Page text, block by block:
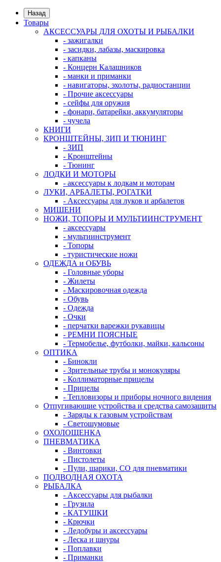
Назад
Товары
АКСЕССУАРЫ ДЛЯ ОХОТЫ И РЫБАЛКИ
- зажигалки
- засидки, лабазы, маскировка
- капканы
- Концерн Калашников
- манки и приманки
- навигаторы, эхолоты, радиостанции
- Прочие аксессуары
- сейфы для оружия
- фонари, батарейки, аккумуляторы
- чучела
КНИГИ
КРОНШТЕЙНЫ, ЗИП И ТЮНИНГ
- ЗИП
- Кронштейны
- Тюнинг
ЛОДКИ И МОТОРЫ
- аксессуары к лодкам и моторам
ЛУКИ, АРБАЛЕТЫ, РОГАТКИ
- Аксессуары для луков и арбалетов
МИШЕНИ
НОЖИ, ТОПОРЫ И МУЛЬТИИНСТРУМЕНТ
- аксессуары
- мультиинструмент
- Топоры
- туристические ножи
ОДЕЖДА и ОБУВЬ
- Головные уборы
- Жилеты
- Маскировочная одежда
- Обувь
- Одежда
- Очки
- перчатки варежки рукавицы
- РЕМНИ ПОЯСНЫЕ
- Термобелье, футболки, майки, кальсоны
ОПТИКА
- Бинокли
- Зрительные трубы и монокуляры
- Коллиматорные прицелы
- Прицелы
- Тепловизоры и приборы ночного видения
Отпугивающие устройства и средства самозащиты
- Заряды к газовым устройствам
- Светошумовые
ОХОЛОЩЕНКА
ПНЕВМАТИКА
- Винтовки
- Пистолеты
- Пули, шарики, СО для пневматики
ПОДВОДНАЯ ОХОТА
РЫБАЛКА
- Аксессуары для рыбалки
- Грузила
- КАТУШКИ
- Крючки
- Ледобуры и аксессуары
- Леска и шнуры
- Поплавки
- Приманки